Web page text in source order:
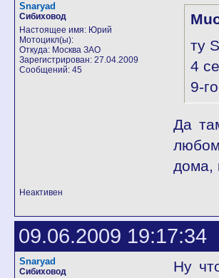
Snaryad
Сибиховод
Настоящее имя: Юрий
Мотоцикл(ы):
Откуда: Москва ЗАО
Зарегистрирован: 27.04.2009
Сообщений: 45
ту
4
9-
Да
дома,
Неактивен
09.06.2009 19:17:34
Snaryad
Сибиховод
Ну